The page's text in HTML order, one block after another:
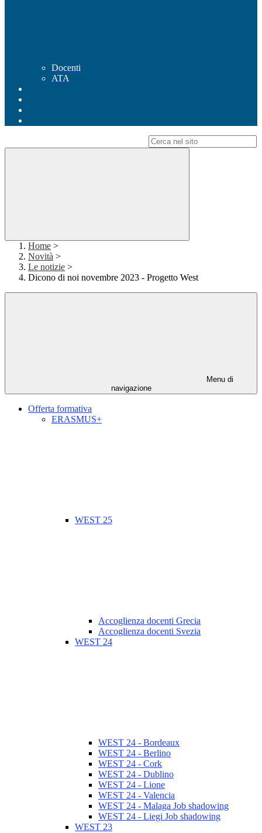
Docenti
ATA
Home >
Novità >
Le notizie >
Dicono di noi novembre 2023 - Progetto West
Menu di
navigazione
Offerta formativa
ERASMUS+
WEST 25
Accoglienza docenti Grecia
Accoglienza docenti Svezia
WEST 24
WEST 24 - Bordeaux
WEST 24 - Berlino
WEST 24 - Cork
WEST 24 - Dublino
WEST 24 - Lione
WEST 24 - Valencia
WEST 24 - Malaga Job shadowing
WEST 24 - Liegi Job shadowing
WEST 23